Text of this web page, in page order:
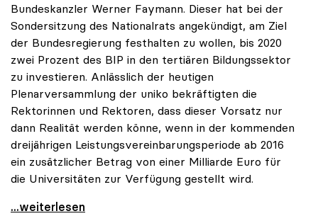
Bundeskanzler Werner Faymann. Dieser hat bei der
Sondersitzung des Nationalrats angekündigt, am Ziel
der Bundesregierung festhalten zu wollen, bis 2020
zwei Prozent des BIP in den tertiären Bildungssektor
zu investieren. Anlässlich der heutigen
Plenarversammlung der uniko bekräftigten die
Rektorinnen und Rektoren, dass dieser Vorsatz nur
dann Realität werden könne, wenn in der kommenden
dreijährigen Leistungsvereinbarungsperiode ab 2016
ein zusätzlicher Betrag von einer Milliarde Euro für
die Universitäten zur Verfügung gestellt wird.
uniko zu Zwei-Prozent-BIP-Ziel: Nur mit
...weiterlesen